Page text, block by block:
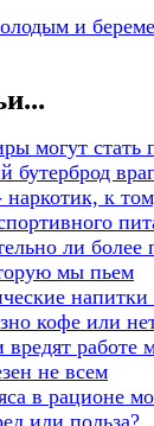
и
могут стать
бутерброд
к
ли более
мы пьем
кофе или
вредят работе
не всем
в рационе
или польза?